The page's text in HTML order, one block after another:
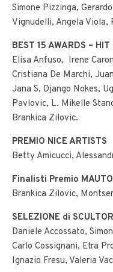
Simone Pizzinga,
Vignudelli, Angela Viola,
BEST 15 AWARDS –
Elisa Anfuso, Irene
Cristiana De Marchi,
Jana S, Django Nokes,
Pavlovic, L. Mikelle
Brankica Zilovic.
PREMIO NICE ARTISTS
Betty Amicucci,
Finalisti Premio MAUTO
Brankica Zilovic,
SELEZIONE di
Daniele Accossato,
Carlo Cossignani, Etra
Ignazio Fresu, Valeria